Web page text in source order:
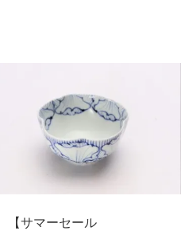
【サマーセール